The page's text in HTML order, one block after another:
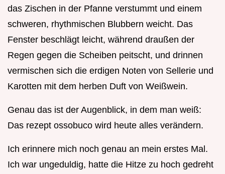
das Zischen in der Pfanne verstummt und einem
schweren, rhythmischen Blubbern weicht. Das
Fenster beschlägt leicht, während draußen der
Regen gegen die Scheiben peitscht, und drinnen
vermischen sich die erdigen Noten von Sellerie und
Karotten mit dem herben Duft von Weißwein.
Genau das ist der Augenblick, in dem man weiß:
Das rezept ossobuco wird heute alles verändern.
Ich erinnere mich noch genau an mein erstes Mal.
Ich war ungeduldig, hatte die Hitze zu hoch gedreht